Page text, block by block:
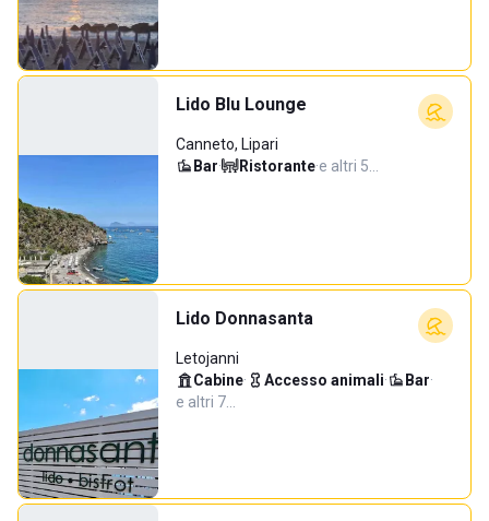
Lido Blu Lounge
Canneto, Lipari
Bar· Ristorante·e altri 5…
Lido Donnasanta
Letojanni
Cabine· Accesso animali· Bar·
e altri 7…